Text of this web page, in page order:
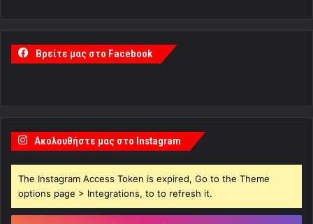
Βρείτε μας στο Facebook
Ακολουθήστε μας στο Instagram
The Instagram Access Token is expired, Go to the Theme
options page > Integrations, to to refresh it.